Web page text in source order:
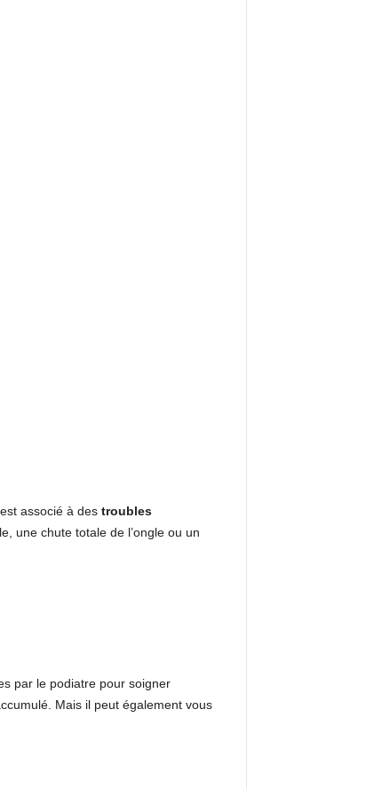
associé à des troubles
une chute totale de l’ongle ou un
par le podiatre pour soigner
Mais il peut également vous